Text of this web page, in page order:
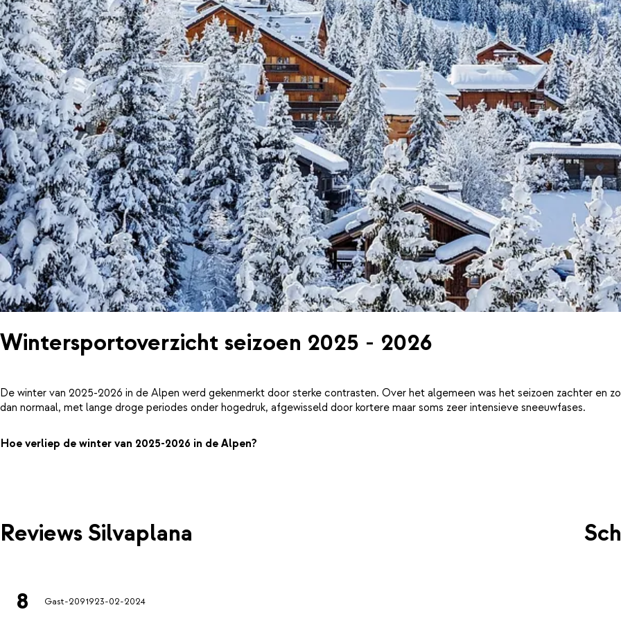
Wintersportoverzicht seizoen 2025 - 2026
De winter van 2025-2026 in de Alpen werd gekenmerkt door sterke contrasten. Over het algemeen was het seizoen zachter en
dan normaal, met lange droge periodes onder hogedruk, afgewisseld door kortere maar soms zeer intensieve sneeuwfases.
Hoe verliep de winter van 2025-2026 in de Alpen?
Reviews Silvaplana
8 Gast-2091923-02-2024